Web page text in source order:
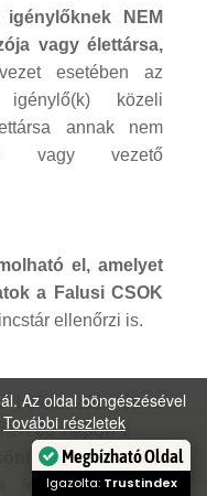
NEM
vagy élettársa,
esetében az
közeli
annak nem
vagy vezető
el, amelyet
a Falusi CSOK
ellenőrzi is.
befejezését és a
60 napon belül
2022.12.31-ig.
felújítási munkák
Az oldal böngészésével
További részletek
Megbízható Oldal
Igazolta: Trustindex